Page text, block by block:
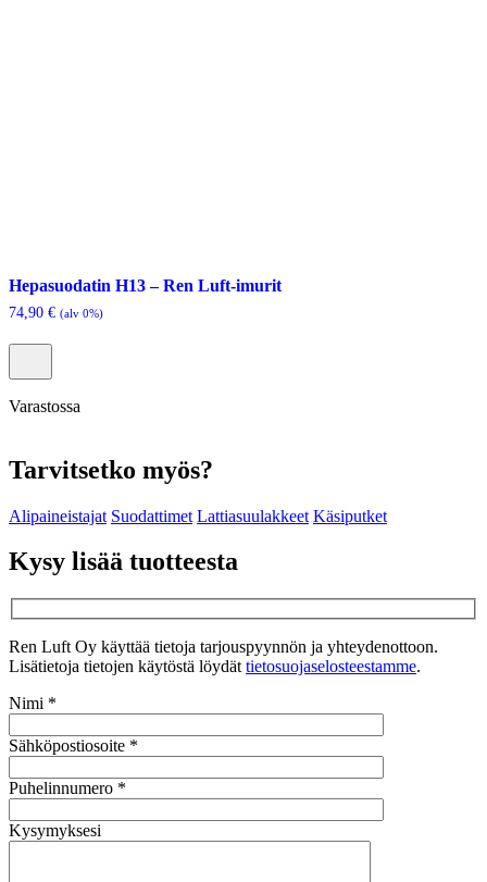
Hepasuodatin H13 – Ren Luft-imurit
74,90 € (alv 0%)
Varastossa
Tarvitsetko myös?
Alipaineistajat Suodattimet Lattiasuulakkeet Käsiputket
Kysy lisää tuotteesta
Ren Luft Oy käyttää tietoja tarjouspyynnön ja yhteydenottoon.
Lisätietoja tietojen käytöstä löydät tietosuojaselosteestamme.
Nimi *
Sähköpostiosoite *
Puhelinnumero *
Kysymyksesi